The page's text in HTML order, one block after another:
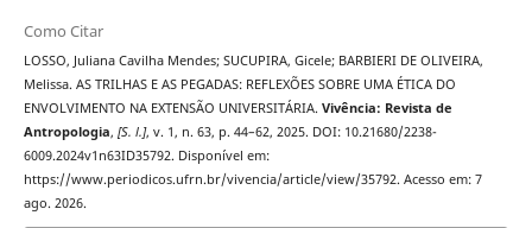
Como Citar
LOSSO, Juliana Cavilha Mendes; SUCUPIRA, Gicele; BARBIERI DE OLIVEIRA,
Melissa. AS TRILHAS E AS PEGADAS: REFLEXÕES SOBRE UMA ÉTICA DO
ENVOLVIMENTO NA EXTENSÃO UNIVERSITÁRIA. Vivência: Revista de
Antropologia, [S. l.], v. 1, n. 63, p. 44–62, 2025. DOI: 10.21680/2238-
6009.2024v1n63ID35792. Disponível em:
https://www.periodicos.ufrn.br/vivencia/article/view/35792. Acesso em: 7
ago. 2026.